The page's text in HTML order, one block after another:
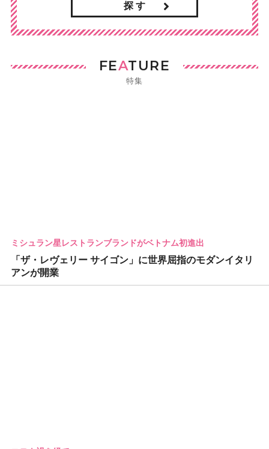
探 す
FEATURE
特集
ミシュラン星レストランブランドがベトナム初進出
「ザ・レヴェリー サイゴン」に世界屈指のモダンイタリ
アンが開業